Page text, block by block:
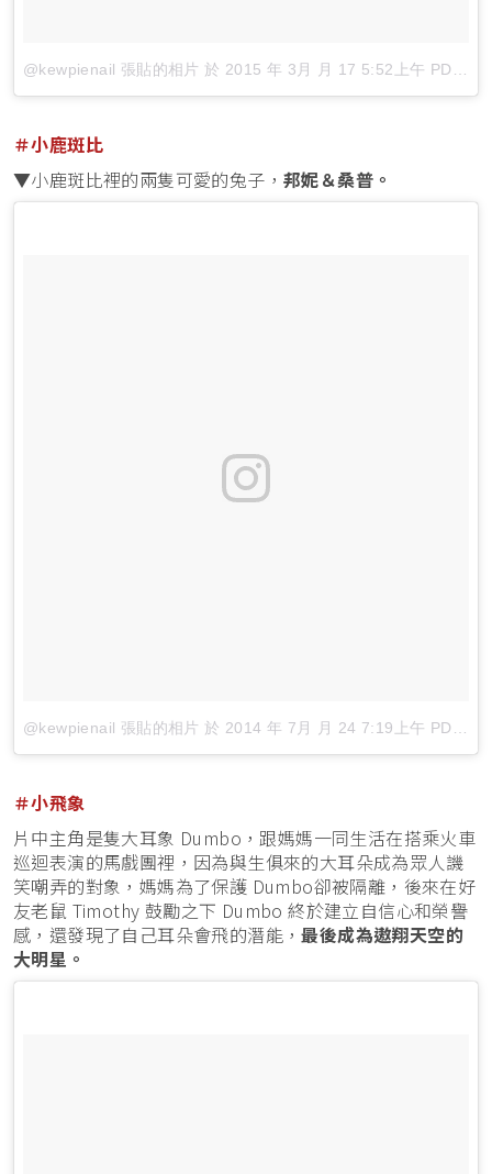
@kewpienail 張貼的相片 於 2015 年 3月 月 17 5:52上午 PDT
＃小鹿斑比
▼小鹿斑比裡的兩隻可愛的兔子， 邦妮＆桑普。
@kewpienail 張貼的相片 於 2014 年 7月 月 24 7:19上午 PDT
＃小飛象
片中主角是隻大耳象 Dumbo，跟媽媽一同生活在搭乘火車
巡迴表演的馬戲團裡，因為與生俱來的大耳朵成為眾人譏
笑嘲弄的對象，媽媽為了保護 Dumbo卻被隔離，後來在好
友老鼠 Timothy 鼓勵之下 Dumbo 終於建立自信心和榮譽
感，還發現了自己耳朵會飛的潛能，最後成為遨翔天空的
大明星。